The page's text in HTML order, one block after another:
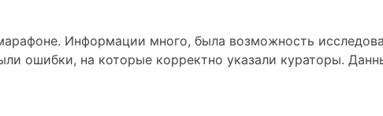
Информации много, была возможность
ошибки, на которые корректно указали кураторы.